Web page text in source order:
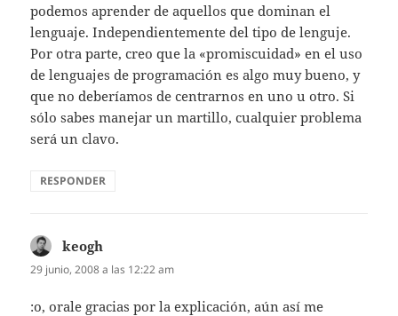
podemos aprender de aquellos que dominan el
lenguaje. Independientemente del tipo de lenguje.
Por otra parte, creo que la «promiscuidad» en el uso
de lenguajes de programación es algo muy bueno, y
que no deberíamos de centrarnos en uno u otro. Si
sólo sabes manejar un martillo, cualquier problema
será un clavo.
RESPONDER
keogh
29 junio, 2008 a las 12:22 am
:o, orale gracias por la explicación, aún así me